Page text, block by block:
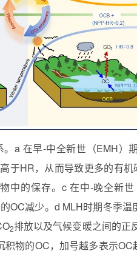
。a 在早-中全新世（EMH）
高于HR，从而导致更多的有机
中的保存。 c 在中-晚全新世
OC减少。 d MLH时期冬季温
2排放以及气候变暖之间的正
积物的OC，加号越多表示OC